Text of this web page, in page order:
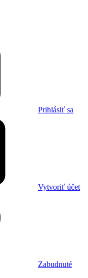
Prihlásiť sa
Vytvoriť účet
Zabudnuté